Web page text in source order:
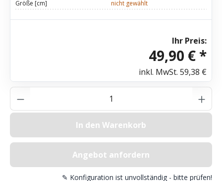
Größe [cm] nicht gewählt
Ihr Preis:
49,90 € *
inkl. MwSt. 59,38 €
Produkt Anzahl: Gib den gewünschten
In den Warenkorb
Angebot anfordern
✎ Konfiguration ist unvollständig - bitte prüfen!